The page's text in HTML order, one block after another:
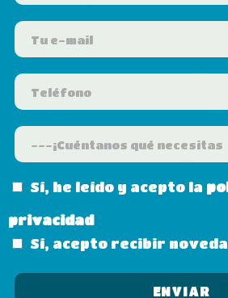
Sí, he leído y acepto la
privacidad
Sí, acepto recibir